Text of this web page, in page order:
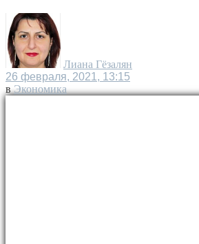
Лиана Гёзалян
26 февраля, 2021, 13:15
в Экономика